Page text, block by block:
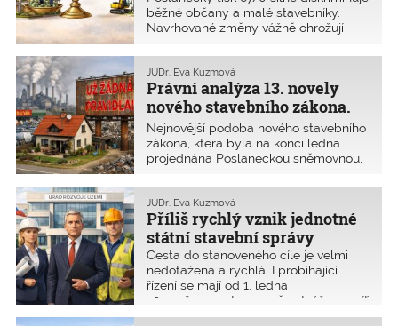
tisku 67/0a nahradit ho odborně
zpracovaným komplexním
pozměňovacím návrhem, který
vypořádá všechny zásadní připomínky
autorizovaných stavebních inženýrů
a techniků, tedy těch, kteří se
stavebním zákonem každodenně
pracují a jsou doživotně trestněprávně
odpovědní za svou práci. Stejně tak je
nutné vypořádat zásadní připomínky,
které veřejně vyjadřují hasiči, kraje,
z 30. ledna 2026
odborníkům a zároveň
znevýhodní a ohrozí běžné
občany
běžné občany a malé stavebníky.
Navrhované změny vážně ohrožují
a zároveň komplikují práci
stavebníkům, projektantům,
stavebním úředníkům, dotčeným
orgánům i stavitelům.
Právní analýza 13. novely
nového stavebního zákona.
Opravdu není čas ztrácet
čas?
JUDr. Eva Kuzmová
Nejnovější podoba nového stavebního
zákona, která byla na konci ledna
projednána Poslaneckou sněmovnou,
problémů stavařské praxe, ale vytváří
i problémy zcela nové. V tomto
článku analyzujeme možné dopady
právě navrhovaných změn.
Příliš rychlý vznik jednotné
státní stavební správy
JUDr. Eva Kuzmová
Cesta do stanoveného cíle je velmi
nedotažená a rychlá. I probíhající
řízení se mají od 1. ledna
2027 přesunout na nově vytvářenou síť
státních úřadů!